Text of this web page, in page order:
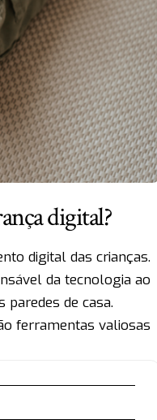
digital?
digital das crianças.
da tecnologia ao
de casa.
ferramentas valiosas